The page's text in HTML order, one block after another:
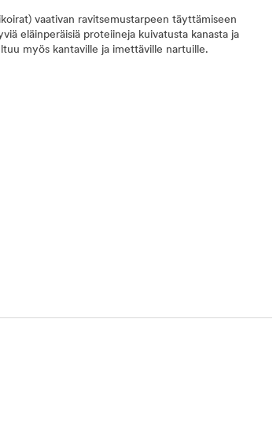
vaativan ravitsemustarpeen täyttämiseen
eläinperäisiä proteiineja kuivatusta kanasta ja
myös kantaville ja imettäville nartuille.